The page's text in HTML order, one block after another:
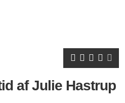
af Julie Hastrup